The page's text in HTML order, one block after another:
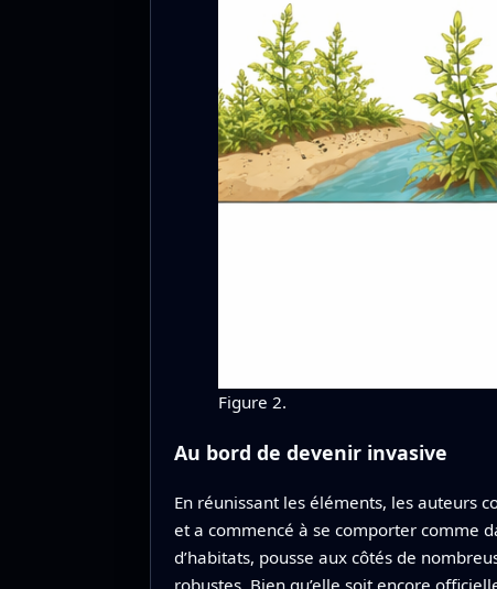
Figure 2.
Au bord de devenir invasive
En réunissant les éléments, les auteurs
et a commencé à se comporter comme
d’habitats, pousse aux côtés de
robustes. Bien qu’elle soit encore